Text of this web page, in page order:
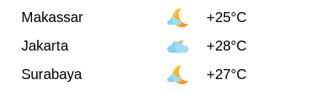
Makassar
+25°C
Jakarta
+28°C
Surabaya
+27°C